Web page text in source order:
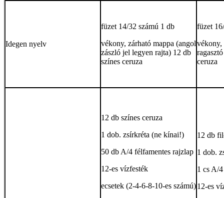
Idegen nyelv
füzet 14/32 számú 1 db
vékony, zárható mappa (angol
zászló jel legyen rajta) 12 db
színes ceruza
füzet
vékony,
ceruza
12 db színes ceruza
1 dob. zsírkréta (ne kínai!)
50 db A/4 félfamentes rajzlap
12-es vízfesték
ecsetek (2-4-6-8-10-es számú)
12 db
1 dob.
1 cs A/
12-es